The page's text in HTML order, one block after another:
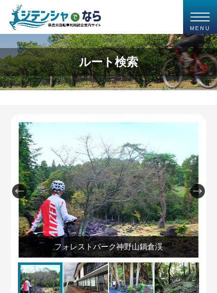
MENU
ルート検索
フォレストパーク神野山鍋倉渓